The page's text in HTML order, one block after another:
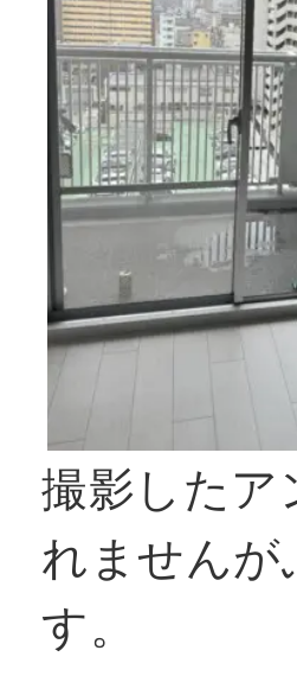
撮影したア
れませんが
す。